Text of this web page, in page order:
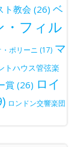
ト教会 (26) ベ
・フィル
ポリーニ (17) マ
トハウス管弦楽
賞(26) ロイ
ロンドン交響楽団